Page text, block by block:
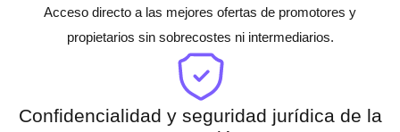
Acceso directo a las mejores ofertas de promotores y
propietarios sin sobrecostes ni intermediarios.
Confidencialidad y seguridad jurídica de la